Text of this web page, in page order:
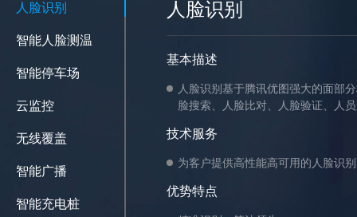
人脸识别
智能人脸测温
智能停车场
云监控
无线覆盖
智能广播
智能充电桩
人脸识别
基本描述
人脸识别基于腾讯优图强大的面部
脸搜索、人脸比对、人脸验证、人
技术服务
为客户提供高性能高可用的人脸识
优势特点